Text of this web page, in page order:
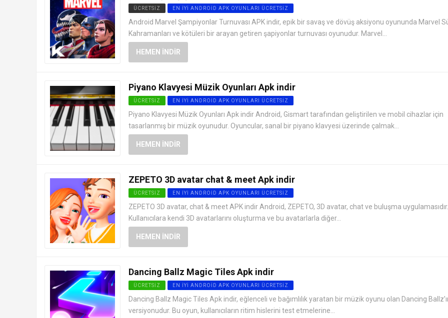
ÜCRETSIZ EN İYI ANDROID APK OYUNLARI ÜCRETSIZ
Android Marvel Şampiyonlar Turnuvası APK indir, epik bir savaş ve dövüş aksiyonu oyununda Marvel
Kahramanları ve kötüleri bir arayan getiren şapiyonlar turnuvası oyunudur. Marvel...
HEMEN İNDIR
Piyano Klavyesi Müzik Oyunları Apk indir
ÜCRETSIZ EN İYI ANDROID APK OYUNLARI ÜCRETSIZ
Piyano Klavyesi Müzik Oyunları Apk indir Android, Gismart tarafından geliştirilen ve mobil cihazlar için
tasarlanmış bir müzik oyunudur. Oyuncular, sanal bir piyano klavyesi üzerinde çalmak...
HEMEN İNDIR
ZEPETO 3D avatar chat & meet Apk indir
ÜCRETSIZ EN İYI ANDROID APK OYUNLARI ÜCRETSIZ
ZEPETO 3D avatar, chat & meet APK indir Android, ZEPETO, 3D avatar, chat ve buluşma uygulamasıdır.
Kullanıcılara kendi 3D avatarlarını oluşturma ve bu avatarlarla diğer...
HEMEN İNDIR
Dancing Ballz Magic Tiles Apk indir
ÜCRETSIZ EN İYI ANDROID APK OYUNLARI ÜCRETSIZ
Dancing Ballz Magic Tiles Apk indir, eğlenceli ve bağımlılık yaratan bir müzik oyunu olan Dancing
versiyonudur. Bu oyun, kullanıcıların ritim hislerini test etmelerine...